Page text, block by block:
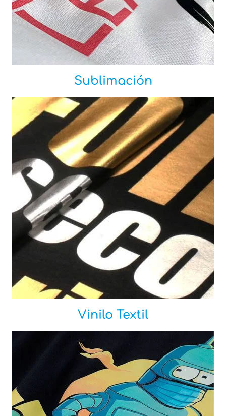
Sublimación
Vinilo Textil